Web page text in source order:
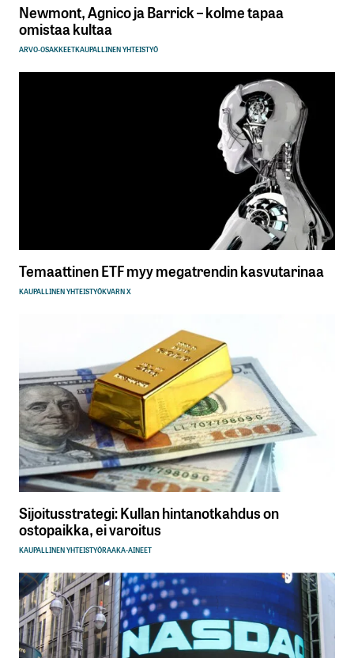
Newmont, Agnico ja Barrick – kolme tapaa
omistaa kultaa
ARVO-OSAKKEETKAUPALLINEN YHTEISTYÖ
Temaattinen ETF myy megatrendin kasvutarinaa
KAUPALLINEN YHTEISTYÖKVARN X
Sijoitusstrategi: Kullan hintanotkahdus on
ostopaikka, ei varoitus
KAUPALLINEN YHTEISTYÖRAAKA-AINEET